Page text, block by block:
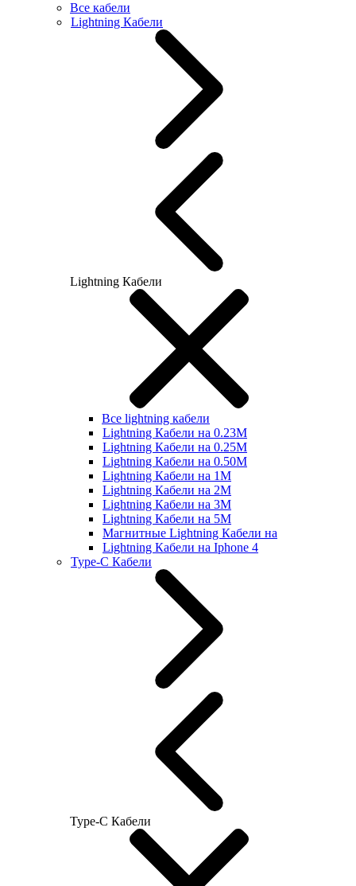
Все кабели
Lightning Кабели
Lightning Кабели
Все lightning кабели
Lightning Кабели на 0.23М
Lightning Кабели на 0.25М
Lightning Кабели на 0.50М
Lightning Кабели на 1М
Lightning Кабели на 2М
Lightning Кабели на 3М
Lightning Кабели на 5М
Магнитные Lightning Кабели на
Lightning Кабели на Iphone 4
Type-C Кабели
Type-C Кабели